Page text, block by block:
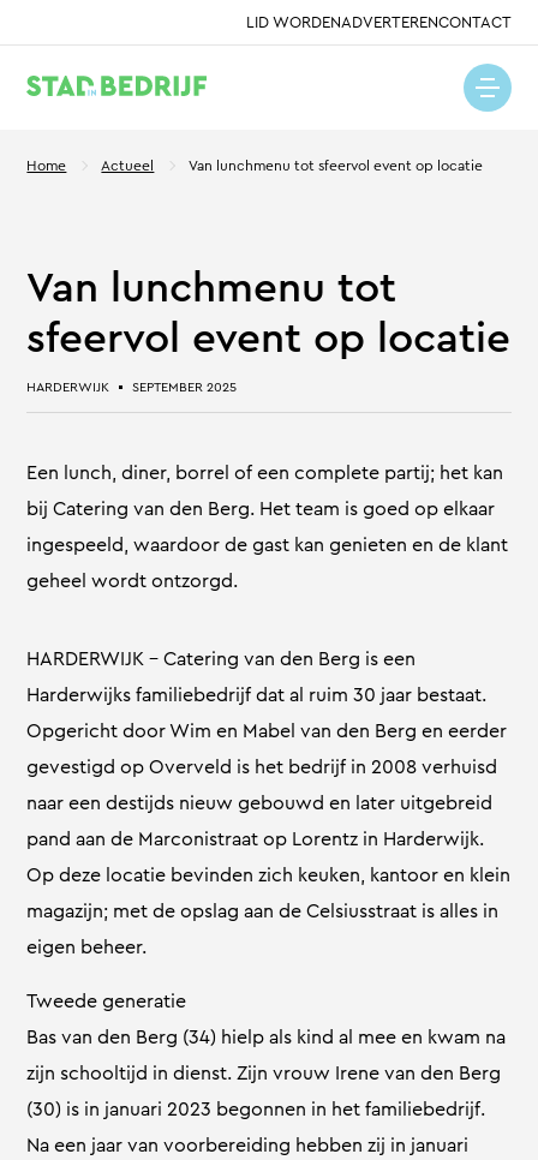
LID WORDENADVERTERENCONTACT
Home Actueel Van lunchmenu tot sfeervol event op locatie
Van lunchmenu tot
sfeervol event op locatie
HARDERWIJK SEPTEMBER 2025
Een lunch, diner, borrel of een complete partij; het kan
bij Catering van den Berg. Het team is goed op elkaar
ingespeeld, waardoor de gast kan genieten en de klant
geheel wordt ontzorgd.
HARDERWIJK – Catering van den Berg is een
Harderwijks familiebedrijf dat al ruim 30 jaar bestaat.
Opgericht door Wim en Mabel van den Berg en eerder
gevestigd op Overveld is het bedrijf in 2008 verhuisd
naar een destijds nieuw gebouwd en later uitgebreid
pand aan de Marconistraat op Lorentz in Harderwijk.
Op deze locatie bevinden zich keuken, kantoor en klein
magazijn; met de opslag aan de Celsiusstraat is alles in
eigen beheer.
Tweede generatie
Bas van den Berg (34) hielp als kind al mee en kwam na
zijn schooltijd in dienst. Zijn vrouw Irene van den Berg
(30) is in januari 2023 begonnen in het familiebedrijf.
Na een jaar van voorbereiding hebben zij in januari